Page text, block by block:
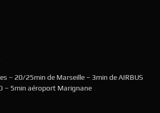
– 20/25min de Marseille – 3min de AIRBUS
– 5min aéroport Marignane